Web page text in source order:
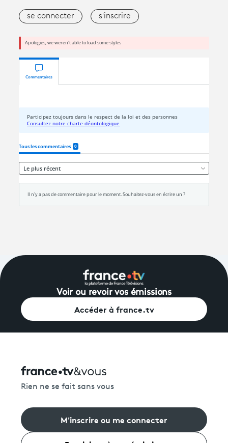
se connecter s'inscrire
Voir ou revoir vos émissions
Accéder à france.tv
Rien ne se fait sans vous
M'inscrire ou me connecter